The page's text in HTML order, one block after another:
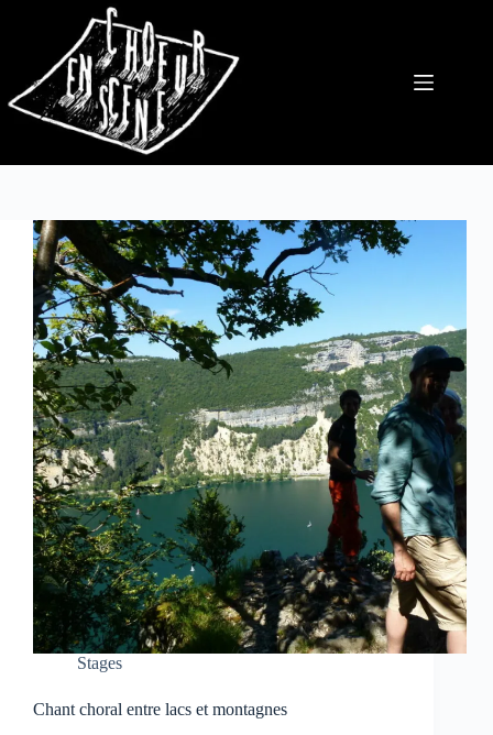
Stages
Chant choral entre lacs et montagnes